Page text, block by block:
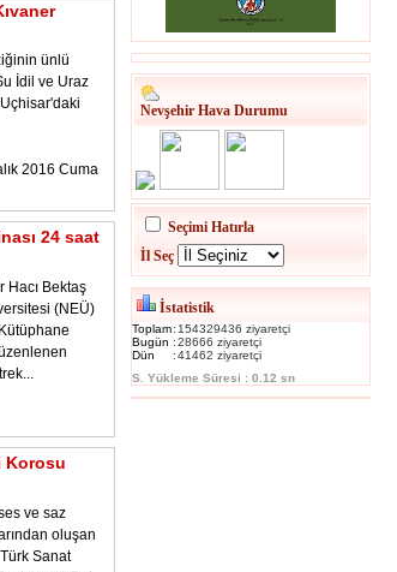
ünlü
İdil ve Uraz
Uçhisar'daki
2016 Cuma
24 saat
Hacı Bektaş
(NEÜ)
Korosu
ve saz
oluşan
Sanat
Nevşehir Hava Durumu
Seçimi Hatırla
İl Seç
İstatistik
Toplam: 154329436 ziyaretçi
Bugün :28666 ziyaretçi
Dün
:41462 ziyaretçi
S. Yükleme Süresi : 0.12 sn